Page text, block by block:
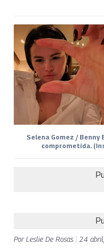
Selena Gomez /
comprometida.
PorLeslie De Rosas 24